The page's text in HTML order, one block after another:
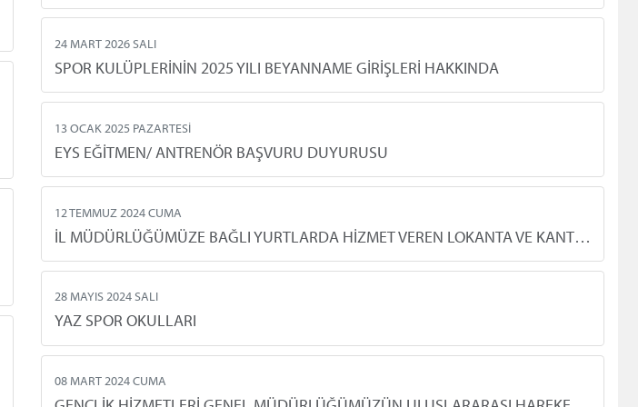
24 MART 2026 SALI
SPOR KULÜPLERİNİN 2025 YILI BEYANNAME GİRİŞLERİ HAKKINDA
13 OCAK 2025 PAZARTESİ
EYS EĞİTMEN/ ANTRENÖR BAŞVURU DUYURUSU
12 TEMMUZ 2024 CUMA
İL MÜDÜRLÜĞÜMÜZE BAĞLI YURTLARDA HİZMET VEREN LOKANTA VE KANTİN KÜÇÜK İŞLETMELERİNDE ÇALI...
28 MAYIS 2024 SALI
YAZ SPOR OKULLARI
08 MART 2024 CUMA